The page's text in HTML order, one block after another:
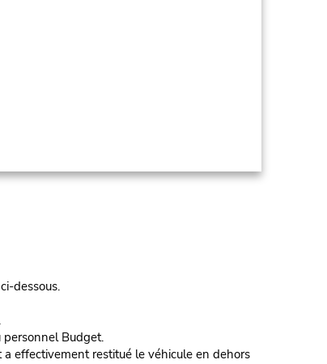
dessous.
personnel Budget.
a effectivement restitué le véhicule en dehors